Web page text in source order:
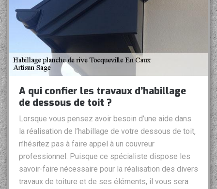
A qui confier les travaux d’habillage
de dessous de toit ?
Lorsque vous pensez avoir besoin d’une aide dans
la réalisation de l’habillage de votre dessous de toit,
n’hésitez pas à faire appel à un couvreur
professionnel. Puisque ce spécialiste dispose les
savoir-faire nécessaire pour la réalisation des divers
travaux de toiture et de ses éléments, il vous sera